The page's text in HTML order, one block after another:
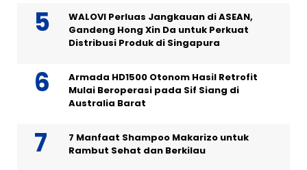
WALOVI Perluas Jangkauan di ASEAN,
Gandeng Hong Xin Da untuk Perkuat
Distribusi Produk di Singapura
Armada HD1500 Otonom Hasil Retrofit
Mulai Beroperasi pada Sif Siang di
Australia Barat
7 Manfaat Shampoo Makarizo untuk
Rambut Sehat dan Berkilau